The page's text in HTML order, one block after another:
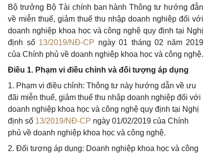
Bộ trưởng Bộ Tài chính ban hành Thông tư hướng đẫn
về miễn thuế, giảm thuế thu nhập doanh nghiệp đối với
doanh nghiệp khoa học và công nghệ quy định tại Nghị
định số 13/2019/NĐ-CP ngày 01 tháng 02 năm 2019
của Chính phủ về doanh nghiệp khoa học và công nghệ.
Điều 1. Phạm vi điều chỉnh và đối tượng áp dụng
1. Phạm vi điều chỉnh: Thông tư này hướng dẫn về ưu
đãi miễn thuế, giảm thuế thu nhập doanh nghiệp đối với
doanh nghiệp khoa học và công nghệ quy định tại Nghị
định số 13/2019/NĐ-CP ngày 01/02/2019 của Chính
phủ về doanh nghiệp khoa học và công nghệ.
2. Đối tượng áp dụng: Doanh nghiệp khoa học và công